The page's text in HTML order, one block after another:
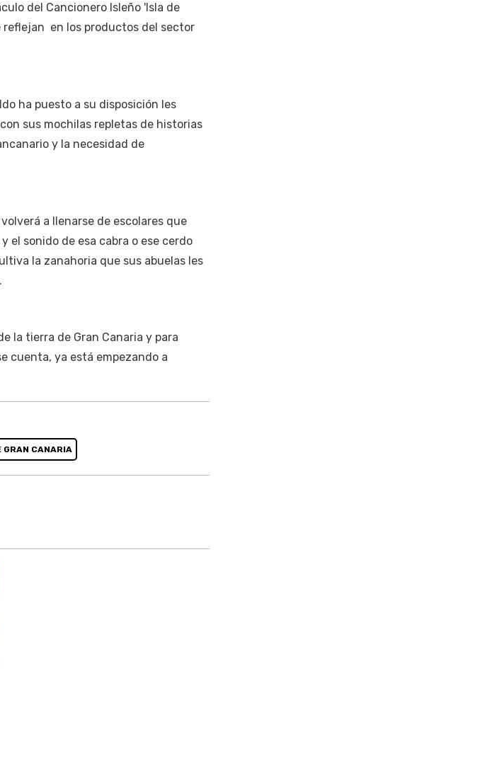
del Cancionero Isleño 'Isla de
reflejan en los productos del sector
ha puesto a su disposición les
sus mochilas repletas de historias
y la necesidad de
a llenarse de escolares que
el sonido de esa cabra o ese cerdo
la zanahoria que sus abuelas les
la tierra de Gran Canaria y para
cuenta, ya está empezando a
GRAN CANARIA